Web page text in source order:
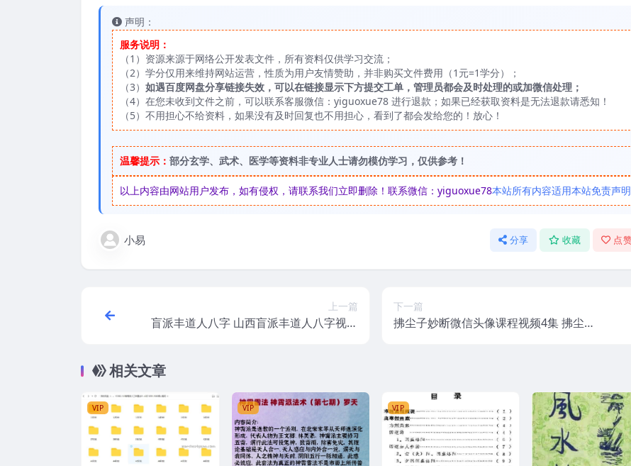
声明：
服务说明：
（1）资源来源于网络公开发表文件，所有资料仅供学习交流；
（2）学分仅用来维持网站运营，性质为用户友情赞助，并非购买文件费用（1元=1学分）；
（3） 如遇百度网盘分享链接失效，可以在链接显示下方提交工单，管理员都会及时处理的或加微信处理；
（4）在您未收到文件之前，可以联系客服微信：yiguoxue78 进行退款；如果已经获取资料是无法退款请悉知！
（5）不用担心不给资料，如果没有及时回复也不用担心，看到了都会发给您的！放心！
温馨提示： 部分玄学、武术、医学等资料非专业人士请勿模仿学习，仅供参考！
以上内容由网站用户发布，如有侵权，请联系我们立即删除！联系微信：yiguoxue78本站所有内容适用本站免责声明
小易 分享 收藏 点
上一篇
盲派丰道人八字 山西盲派丰道人八字视频
下一篇
拂尘子妙断微信头像课程视频4集 拂尘子
相关文章
VIP VIP VIP